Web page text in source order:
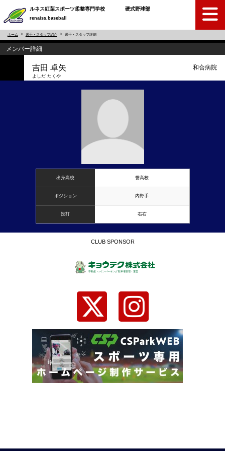
ルネス紅葉スポーツ柔整専門学校 硬式野球部
renaiss.baseball
ホーム 選手・スタッフ紹介 選手・スタッフ詳細
メンバー詳細
吉田 卓矢
よしだ たくや
和合病院
出身高校 誉高校
ポジション 内野手
投打 右右
CLUB SPONSOR